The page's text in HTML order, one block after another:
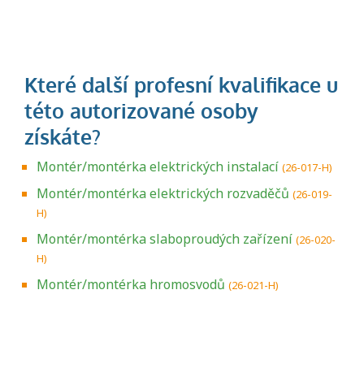
Montér/montérka elektrických instalací (26-017-H)
Montér/montérka elektrických rozvaděčů (26-019-
H)
Montér/montérka slaboproudých zařízení (26-020-
H)
Montér/montérka hromosvodů (26-021-H)
Projděte si seznam profesních kvalifikací.